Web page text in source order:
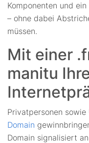
Komponenten und
– ohne dabei
müssen.
Mit einer
manitu
Privatpersonen
Domain
Domain signalisiert